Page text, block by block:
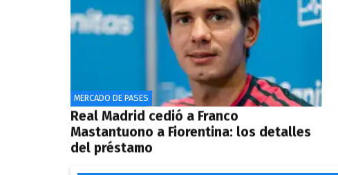
MERCADO DE PASES
Real Madrid cedió a Franco
Mastantuono a Fiorentina: los detalles
del préstamo